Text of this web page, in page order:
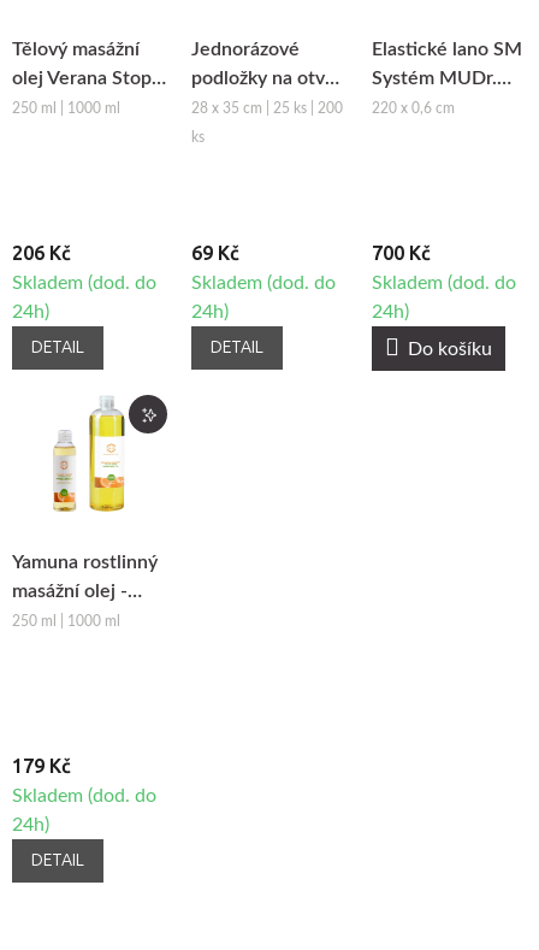
Tělový masážní
olej Verana Stop
Celulitidě
250 ml | 1000 ml
206 Kč
Skladem (dod. do
24h)
DETAIL
Jednorázové
podložky na otvor
obličeje z netkané
textilie Fabulo
28 x 35 cm | 25 ks | 200
ks
69 Kč
Skladem (dod. do
24h)
DETAIL
Elastické lano SM
Systém MUDr.
Smíšek - růžová
220 x 0,6 cm
700 Kč
Skladem (dod. do
24h)
Do košíku
Yamuna rostlinný
masážní olej -
Pomeranč-
250 ml | 1000 ml
179 Kč
Skladem (dod. do
24h)
DETAIL